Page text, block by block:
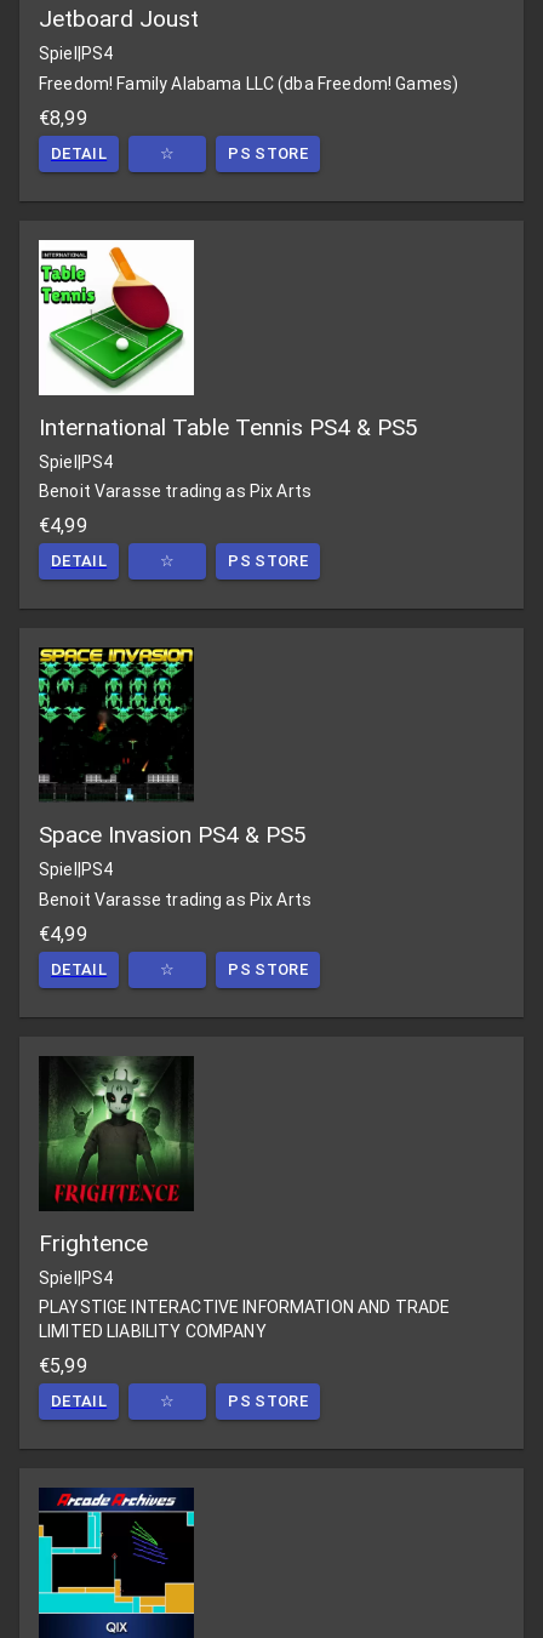
Jetboard Joust
Spiel
PS4
Freedom! Family Alabama LLC (dba Freedom! Games)
€8,99
DETAIL ☆ PS STORE
International Table Tennis PS4 & PS5
Spiel|PS4
Benoit Varasse trading as Pix Arts
€4,99
DETAIL ☆ PS STORE
Space Invasion PS4 & PS5
Spiel
PS4
Benoit Varasse trading as Pix Arts
€4,99
DETAIL ☆ PS STORE
Frightence
Spiel|PS4
PLAYSTIGE INTERACTIVE INFORMATION AND TRADE
LIMITED LIABILITY COMPANY
€5,99
DETAIL ☆ PS STORE